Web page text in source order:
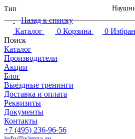
Тип
Назад к списку
Каталог
0 Корзина 0
Поиск
Каталог
Производители
Акции
Блог
Выездные тренинги
Доставка и оплата
Реквизиты
Документы
Контакты
+7 (495) 236-96-56